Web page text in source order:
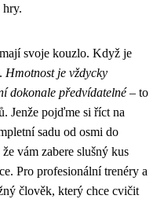
hry.
svoje kouzlo. Když je
Hmotnost je vždycky
dokonale předvídatelné– to
Jenže pojďme si říct na
sadu od osmi do
vám zabere slušný kus
Pro profesionální trenéry a
člověk, který chce cvičit